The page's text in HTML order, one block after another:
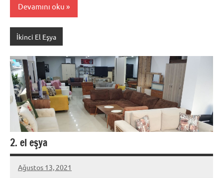
Devamını oku
İkinci El Eşya
2. el eşya
Ağustos 13, 2021
admin